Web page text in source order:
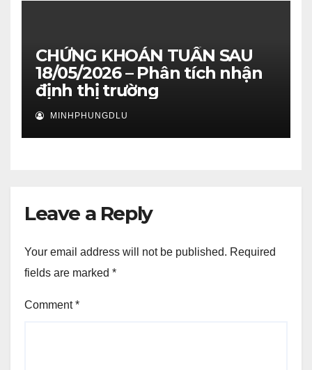
CHỨNG KHOÁN TUẦN SAU
18/05/2026 – Phân tích nhận
định thị trường
MINHPHUNGDLU
Leave a Reply
Your email address will not be published. Required
fields are marked *
Comment*